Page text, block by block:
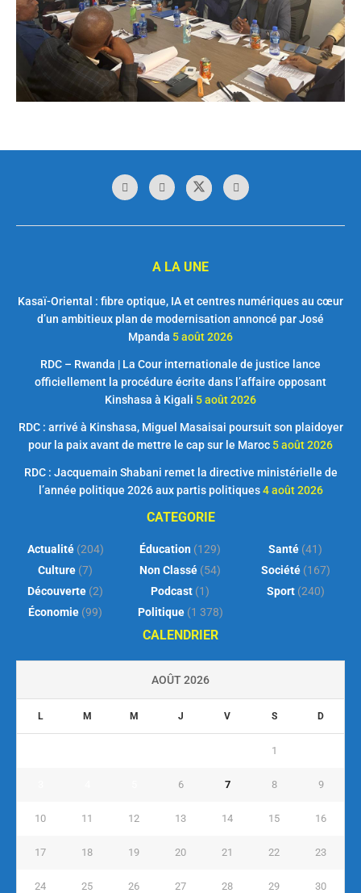
A LA UNE
Kasaï-Oriental : fibre optique, IA et centres numériques au cœur
d’un ambitieux plan de modernisation annoncé par José
Mpanda 5 août 2026
RDC – Rwanda | La Cour internationale de justice lance
officiellement la procédure écrite dans l’affaire opposant
Kinshasa à Kigali 5 août 2026
RDC : arrivé à Kinshasa, Miguel Masaisai poursuit son plaidoyer
pour la paix avant de mettre le cap sur le Maroc 5 août 2026
RDC : Jacquemain Shabani remet la directive ministérielle de
l’année politique 2026 aux partis politiques 4 août 2026
CATEGORIE
Actualité(204)
Culture (7)
Découverte (2)
Économie (99)
Éducation (129)
Non Classé (54)
Podcast (1)
Politique(1 378)
Santé (41)
Société(167)
Sport(240)
CALENDRIER
AOÛT 2026
L M M J V S D
1
6 7 8 9
10 11 12 13 14 15 16
17 18 19 20 21 22 23
24 25 26 27 28 29 30